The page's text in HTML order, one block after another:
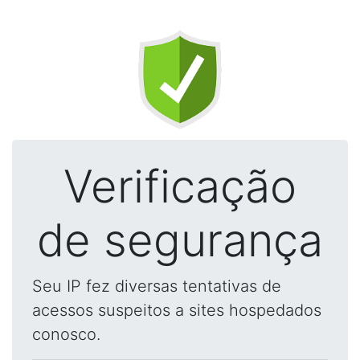
Verificação
de segurança
Seu IP fez diversas tentativas de
acessos suspeitos a sites hospedados
conosco.